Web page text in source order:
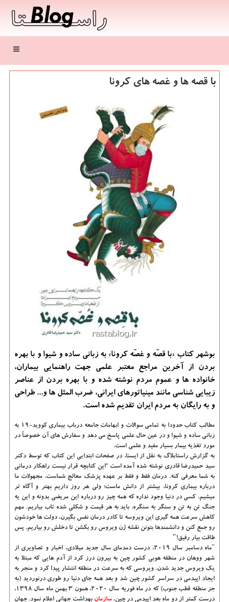
منو
با قصه ها و غصه های كرونا
بوشهر كتاب «با قصّه و غصّه كرونا» به زبانی ساده و شیوا و با بهره
بردن از آخرین مراجع معتبر علمی جهت راهنمایی بیماران،
خانواده ها و عموم مردم نوشته شده و با بهره بردن از عناصر
زیبایی شناسی مانند مینیاتورهای ایرانی، ضرب المثل ها و... طراحی
و به رایگان به مردم ایران تقدیم شده است.
مطالب کتاب حدودا به تمامی سوالات و ابهامات جامعه درباب بیماری کووید-۱۹ به
زبانی ساده و شیوا و در عین حال علمی پاسخ می دهد و سفارش های آن خصوصاً در
مورد تغذیه بیمار بسیار مفید و علمی است.
به گزارش راستابلاگ به نقل از ایسنا، در صفحات ابتدایی این کتاب که توسط دکتر
سید حمیدرضا قادری نوشته شده آمده است “این کتابچه قرار نیست راهکار درمانی
به شما معرفی کنه. درمان فقط و فقط بر عهده پزشک معالج شماست. مجهولات ما
درباره بیماری کرونا، بیشتر از دانش ماست؛ ولی هر روز داریم بهتر و آگاه تر
میشیم. کسی در دنیا وجود نداره که همه چیز رو درباره این مریضی بدونه و این یه
جنگ تن به تن و سنگر به سنگره. باید به هر قیمت و شکلی شده تاب بیاریم. مهم
کاهش سرعت همه گیری این ویروسه تا کادر درمان نفس بگیرن، دولت ها خودشون
رو جمع کنن و دانشمندها بتونن نقشه ژن ویروس رو بکشن تا دخلش رو بیاریم. پس
طاقت بیار رفیق!"
"ماه دسامبر سال ۲۰۱۹، درست دمدمای سال جدید میلادی، اخبار و تصاویری از
شهر ووهان در منطقه هوبی کشور چین به بیرون درز کرد از آدم هایی که مبتلا به
یک ویروس جدید شدن. ویروسی که به سرعت در منطقه انتشار پیدا کرد و منجر به
ایجاد اپیدمی در سراسر کشور چین شد و بعد همه جای دنیا رو طوری درنوردید (به
جز منطقه قطب جنوب) که در ماه فوریه سال ۲۰۲۰، همون ۳ بهمن ماه سال ۱۳۹۸،
درست کمتر از دو ماه بعدِ اپیدمی در چین،سازمان بهداشت جهانی اعلام نمود. جهان